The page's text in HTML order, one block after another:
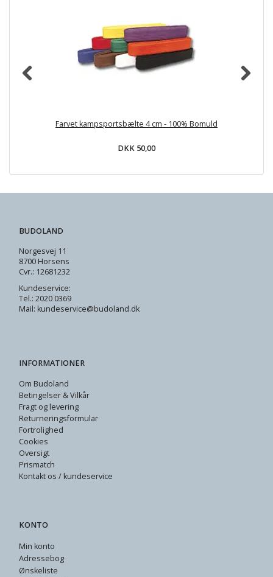
Farvet kampsportsbælte 4 cm - 100% Bomuld
DKK 50,00
BUDOLAND
Norgesvej 11
8700 Horsens
Cvr.: 12681232
Kundeservice:
Tel.: 2020 0369
Mail: kundeservice@budoland.dk
INFORMATIONER
Om Budoland
Betingelser & Vilkår
Fragt og levering
Returneringsformular
Fortrolighed
Cookies
Oversigt
Prismatch
Kontakt os / kundeservice
KONTO
Min konto
Adressebog
Ønskeliste